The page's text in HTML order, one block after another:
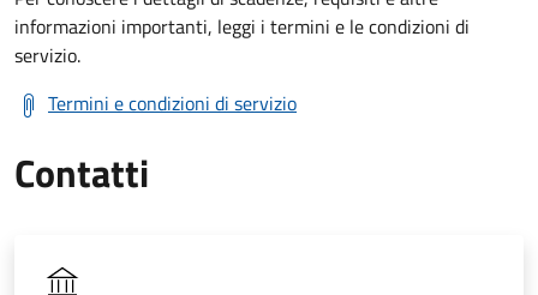
informazioni importanti, leggi i termini e le condizioni di
servizio.
Termini e condizioni di servizio
Contatti